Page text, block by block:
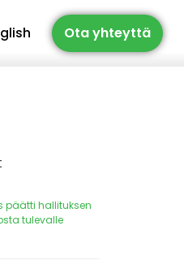
Ota yhteyttä
päätti hallituksen
tulevalle